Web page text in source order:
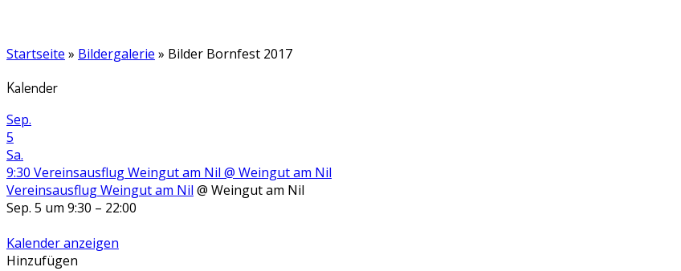
Startseite » Bildergalerie » Bilder Bornfest 2017
Kalender
Sep.
5
Sa.
9:30 Vereinsausflug Weingut am Nil @ Weingut am Nil
Vereinsausflug Weingut am Nil @ Weingut am Nil
Sep. 5 um 9:30 – 22:00
Kalender anzeigen
Hinzufügen